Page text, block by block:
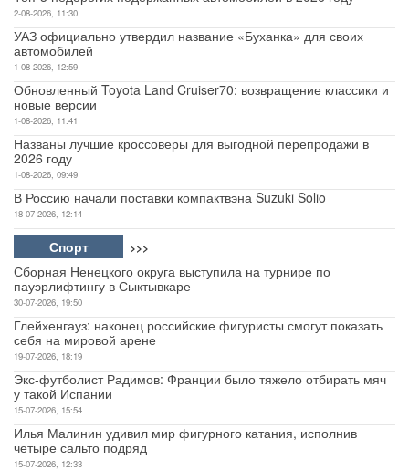
2-08-2026, 11:30
УАЗ официально утвердил название «Буханка» для своих
автомобилей
1-08-2026, 12:59
Обновленный Toyota Land Cruiser70: возвращение классики и
новые версии
1-08-2026, 11:41
Названы лучшие кроссоверы для выгодной перепродажи в
2026 году
1-08-2026, 09:49
В Россию начали поставки компактвэна Suzuki Solio
18-07-2026, 12:14
Спорт >>>
Сборная Ненецкого округа выступила на турнире по
пауэрлифтингу в Сыктывкаре
30-07-2026, 19:50
Глейхенгауз: наконец российские фигуристы смогут показать
себя на мировой арене
19-07-2026, 18:19
Экс-футболист Радимов: Франции было тяжело отбирать мяч
у такой Испании
15-07-2026, 15:54
Илья Малинин удивил мир фигурного катания, исполнив
четыре сальто подряд
15-07-2026, 12:33